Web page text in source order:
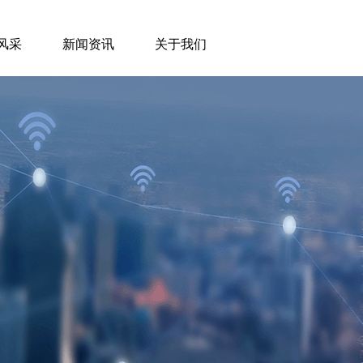
采 新闻资讯 关于我们